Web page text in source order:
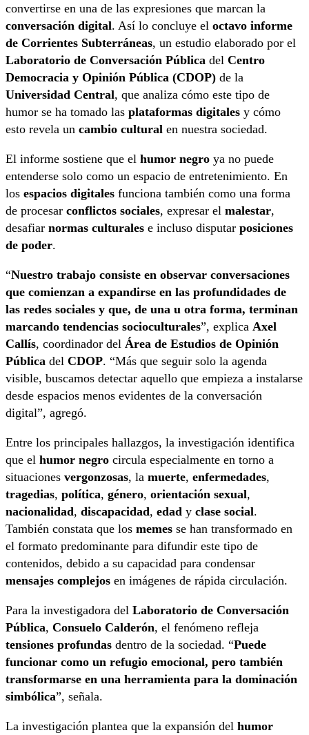
convertirse en una de las expresiones que marcan la
conversación digital. Así lo concluye el octavo informe
de Corrientes Subterráneas, un estudio elaborado por el
Laboratorio de Conversación Pública del Centro
Democracia y Opinión Pública (CDOP) de la
Universidad Central, que analiza cómo este tipo de
humor se ha tomado las plataformas digitales y cómo
esto revela un cambio cultural en nuestra sociedad.
El informe sostiene que el humor negro ya no puede
entenderse solo como un espacio de entretenimiento. En
los espacios digitales funciona también como una forma
de procesar conflictos sociales, expresar el malestar,
desafiar normas culturales e incluso disputar posiciones
de poder.
“Nuestro trabajo consiste en observar conversaciones
que comienzan a expandirse en las profundidades de
las redes sociales y que, de una u otra forma, terminan
marcando tendencias socioculturales”, explica Axel
Callís, coordinador del Área de Estudios de Opinión
Pública del CDOP. “Más que seguir solo la agenda
visible, buscamos detectar aquello que empieza a instalarse
desde espacios menos evidentes de la conversación
digital”, agregó.
Entre los principales hallazgos, la investigación identifica
que el humor negro circula especialmente en torno a
situaciones vergonzosas, la muerte, enfermedades,
tragedias, política, género, orientación sexual,
nacionalidad, discapacidad, edad y clase social.
También constata que los memes se han transformado en
el formato predominante para difundir este tipo de
contenidos, debido a su capacidad para condensar
mensajes complejos en imágenes de rápida circulación.
Para la investigadora del Laboratorio de Conversación
Pública, Consuelo Calderón, el fenómeno refleja
tensiones profundas dentro de la sociedad. “Puede
funcionar como un refugio emocional, pero también
transformarse en una herramienta para la dominación
simbólica”, señala.
La investigación plantea que la expansión del humor